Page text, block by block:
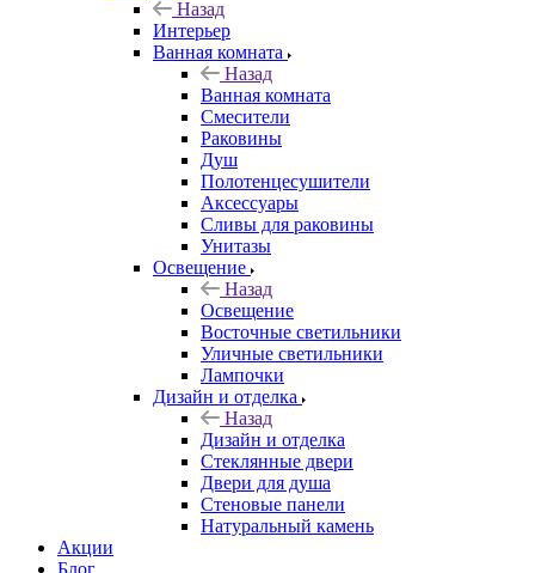
Назад
Интерьер
Ванная комната
Назад
Ванная комната
Смесители
Раковины
Душ
Полотенцесушители
Аксессуары
Сливы для раковины
Унитазы
Освещение
Назад
Освещение
Восточные светильники
Уличные светильники
Лампочки
Дизайн и отделка
Назад
Дизайн и отделка
Стеклянные двери
Двери для душа
Стеновые панели
Натуральный камень
Акции
Блог